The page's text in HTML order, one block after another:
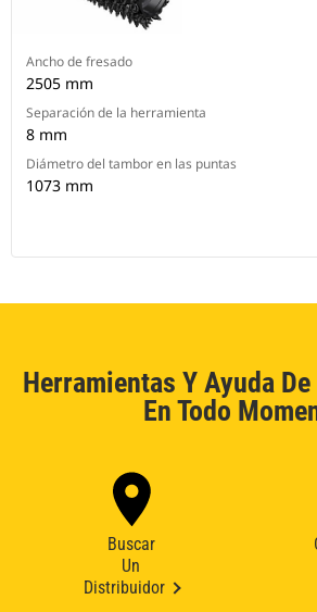
Ancho de fresado
2505 mm
Separación de la herramienta
8 mm
Diámetro del tambor en las puntas
1073 mm
Herramientas Y Ayuda
En Todo
Buscar
Un
Distribuidor